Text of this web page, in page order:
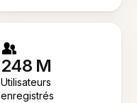
248 M
Utilisateurs
enregistrés